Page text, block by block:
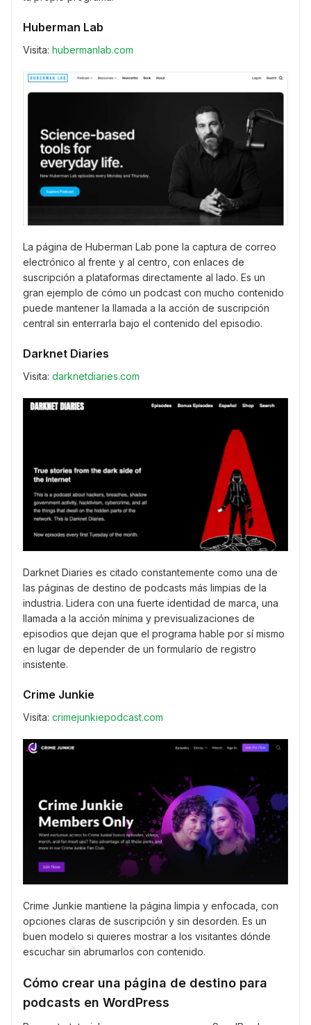
Huberman Lab
Visita: hubermanlab.com
La página de Huberman Lab pone la captura de correo
electrónico al frente y al centro, con enlaces de
suscripción a plataformas directamente al lado. Es un
gran ejemplo de cómo un podcast con mucho contenido
puede mantener la llamada a la acción de suscripción
central sin enterrarla bajo el contenido del episodio.
Darknet Diaries
Visita: darknetdiaries.com
Darknet Diaries es citado constantemente como una de
las páginas de destino de podcasts más limpias de la
industria. Lidera con una fuerte identidad de marca, una
llamada a la acción mínima y previsualizaciones de
episodios que dejan que el programa hable por sí mismo
en lugar de depender de un formulario de registro
insistente.
Crime Junkie
Visita: crimejunkiepodcast.com
Crime Junkie mantiene la página limpia y enfocada, con
opciones claras de suscripción y sin desorden. Es un
buen modelo si quieres mostrar a los visitantes dónde
escuchar sin abrumarlos con contenido.
Cómo crear una página de destino para
podcasts en WordPress